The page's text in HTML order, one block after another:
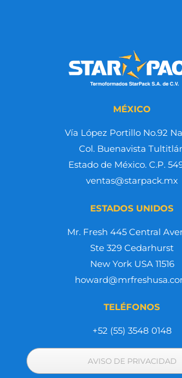
MÉXICO
Vía López Portillo No.92
Col. Buenavista
Estado de México. C.P.
ventas@starpack.mx
ESTADOS UNIDOS
Mr. Fresh 445 Central
Ste 329 Cedarhurst
New York USA 11516
TELÉFONOS
+52 (55) 3548 0148
AVISO DE PRIVACIDAD